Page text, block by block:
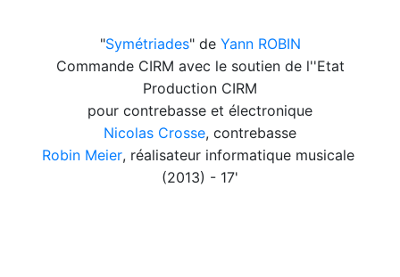
"Symétriades" de Yann ROBIN
Commande CIRM avec le soutien de l''Etat
Production CIRM
pour contrebasse et électronique
Nicolas Crosse, contrebasse
Robin Meier, réalisateur informatique musicale
(2013) - 17'